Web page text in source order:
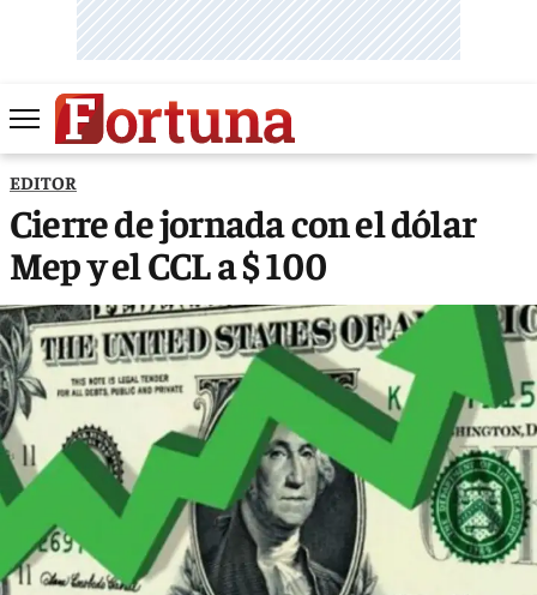
EDITOR
Cierre de jornada con el dólar
Mep y el CCL a $ 100